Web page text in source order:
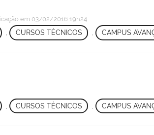
em 03/02/2016 19h24
, CURSOS TÉCNICOS , CAMPUS
CURSOS TÉCNICOS , CAMPUS